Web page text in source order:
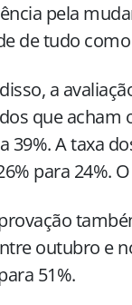
pela
de tudo
a
que acham
39%. A taxa
para 24%.
outubro e
51%.